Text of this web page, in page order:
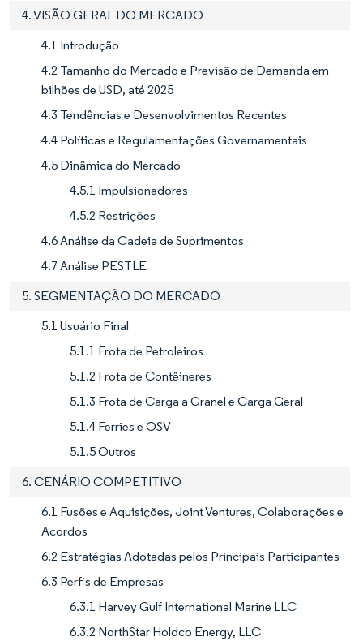
4. VISÃO GERAL DO MERCADO
4.1 Introdução
4.2 Tamanho do Mercado e Previsão de Demanda em
bilhões de USD, até 2025
4.3 Tendências e Desenvolvimentos Recentes
4.4 Políticas e Regulamentações Governamentais
4.5 Dinâmica do Mercado
4.5.1 Impulsionadores
4.5.2 Restrições
4.6 Análise da Cadeia de Suprimentos
4.7 Análise PESTLE
5. SEGMENTAÇÃO DO MERCADO
5.1 Usuário Final
5.1.1 Frota de Petroleiros
5.1.2 Frota de Contêineres
5.1.3 Frota de Carga a Granel e Carga Geral
5.1.4 Ferries e OSV
5.1.5 Outros
6. CENÁRIO COMPETITIVO
6.1 Fusões e Aquisições, Joint Ventures, Colaborações e
Acordos
6.2 Estratégias Adotadas pelos Principais Participantes
6.3 Perfis de Empresas
6.3.1 Harvey Gulf International Marine LLC
6.3.2 NorthStar Holdco Energy, LLC